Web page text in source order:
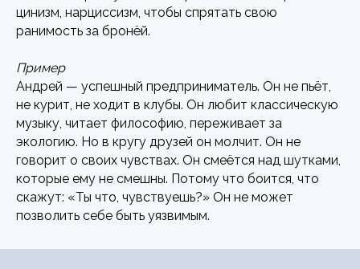
цинизм, нарциссизм, чтобы спрятать свою
ранимость за бронёй.
Пример
Андрей — успешный предприниматель. Он не пьёт,
не курит, не ходит в клубы. Он любит классическую
музыку, читает философию, переживает за
экологию. Но в кругу друзей он молчит. Он не
говорит о своих чувствах. Он смеётся над шутками,
которые ему не смешны. Потому что боится, что
скажут: «Ты что, чувствуешь?» Он не может
позволить себе быть уязвимым.